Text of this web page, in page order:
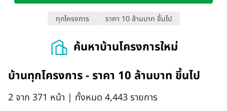
ทุกโครงการ ราคา 10 ล้านบาท ขึ้นไป
ค้นหาบ้านโครงการใหม่
บ้านทุกโครงการ - ราคา 10 ล้านบาท ขึ้นไป
2 จาก 371 หน้า | ทั้งหมด 4,443 รายการ